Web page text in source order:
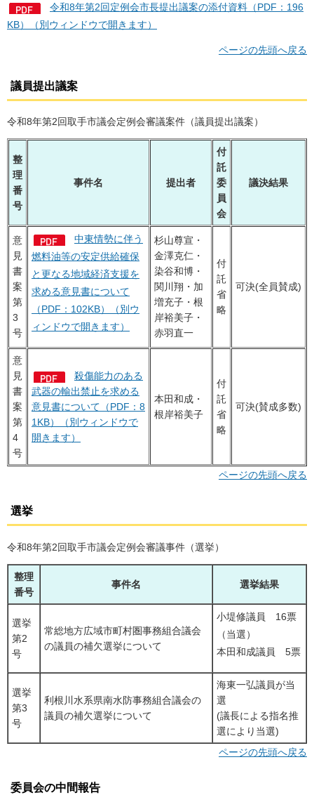
令和8年第2回定例会市長提出議案の添付資料（PDF：196
KB）（別ウィンドウで開きます）
ページの先頭へ戻る
議員提出議案
令和8年第2回取手市議会定例会審議案件（議員提出議案）
整
理
番
号
事件名 提出者
付
託
委
員
会
議決結果
意
見
書
案
第
3
号
中東情勢に伴う
燃料油等の安定供給確保
と更なる地域経済支援を
求める意見書について
（PDF：102KB）（別ウ
ィンドウで開きます）
杉山尊宣・
金澤克仁・
染谷和博・
関川翔・加
増充子・根
岸裕美子・
赤羽直一
付
託
省
略
可決(全員賛成)
意
見
書
案
第
4
号
殺傷能力のある
武器の輸出禁止を求める
意見書について（PDF：8
1KB）（別ウィンドウで
開きます）
本田和成・
根岸裕美子
付
託
省
略
可決(賛成多数)
ページの先頭へ戻る
選挙
令和8年第2回取手市議会定例会審議事件（選挙）
整理
番号
事件名 選挙結果
選挙
第2
号
常総地方広域市町村圏事務組合議会
の議員の補欠選挙について
小堤修議員 16票
（当選）
本田和成議員 5票
選挙
第3
号
利根川水系県南水防事務組合議会の
議員の補欠選挙について
海東一弘議員が当
選
(議長による指名推
選により当選)
ページの先頭へ戻る
委員会の中間報告